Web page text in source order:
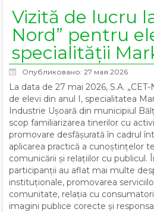
Vizită de lucru
Nord” pentru
specialității
Опубликовано: 27 мая 2026
La data de 27 mai 2026, S.A.
de elevi din anul I, specialitatea
Industrie Ușoară din municipiul
scop familiarizarea tinerilor cu
promovare desfășurată în cadrul
aplicarea practică a cunoștințelor
comunicării și relațiilor cu publicul.
participanții au aflat mai multe
instituționale, promovarea
comunitate, relația cu
imagini publice corecte și